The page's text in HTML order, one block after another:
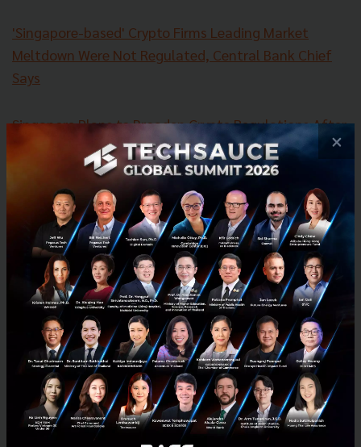
'Singapore-based' Crypto Firms Leading Market
Meltdown Were Not Regulated, Central Bank Chief
Says
Singapore Plans to Broaden Crypto Regulations After
Shakeout
MAS 3AC Vauld singapore Stablecoin crypto-winter
TerraForm Lab cryptocurrency Singapore-Based three-arrows-capital
No comment
×